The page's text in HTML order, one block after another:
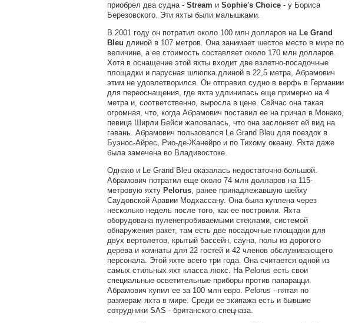
приобрел два судна - Stream и Sophie's Choice - у Бориса
Березовского. Эти яхты были малышками.
В 2001 году он потратил около 100 млн долларов на Le Grand
Bleu длиной в 107 метров. Она занимает шестое место в мире по
величине, а ее стоимость составляет около 170 млн долларов.
Хотя в оснащение этой яхты входит две взлетно-посадочные
площадки и парусная шлюпка длиной в 22,5 метра, Абрамович
этим не удовлетворился. Он отправил судно в верфь в Германии
для переоснащения, где яхта удлинилась еще примерно на 4
метра и, соответственно, выросла в цене. Сейчас она такая
огромная, что, когда Абрамович поставил ее на причал в Монако,
певица Ширли Бейси жаловалась, что она заслоняет ей вид на
гавань. Абрамович пользовался Le Grand Bleu для поездок в
Буэнос-Айрес, Рио-де-Жанейро и по Тихому океану. Яхта даже
была замечена во Владивостоке.
Однако и Le Grand Bleu оказалась недостаточно большой.
Абрамович потратил еще около 74 млн долларов на 115-
метровую яхту Pelorus, ранее принадлежавшую шейху
Саудовской Аравии Модхассану. Она была куплена через
несколько недель после того, как ее построили. Яхта
оборудована пуленепробиваемыми стеклами, системой
обнаружения ракет, там есть две посадочные площадки для
двух вертолетов, крытый бассейн, сауна, полы из дорогого
дерева и комнаты для 22 гостей и 42 членов обслуживающего
персонала. Этой яхте всего три года. Она считается одной из
самых стильных яхт класса люкс. На Pelorus есть свои
специальные осветительные приборы против папарацци.
Абрамович купил ее за 100 млн евро. Pelorus - пятая по
размерам яхта в мире. Среди ее экипажа есть и бывшие
сотрудники SAS - британского спецназа.